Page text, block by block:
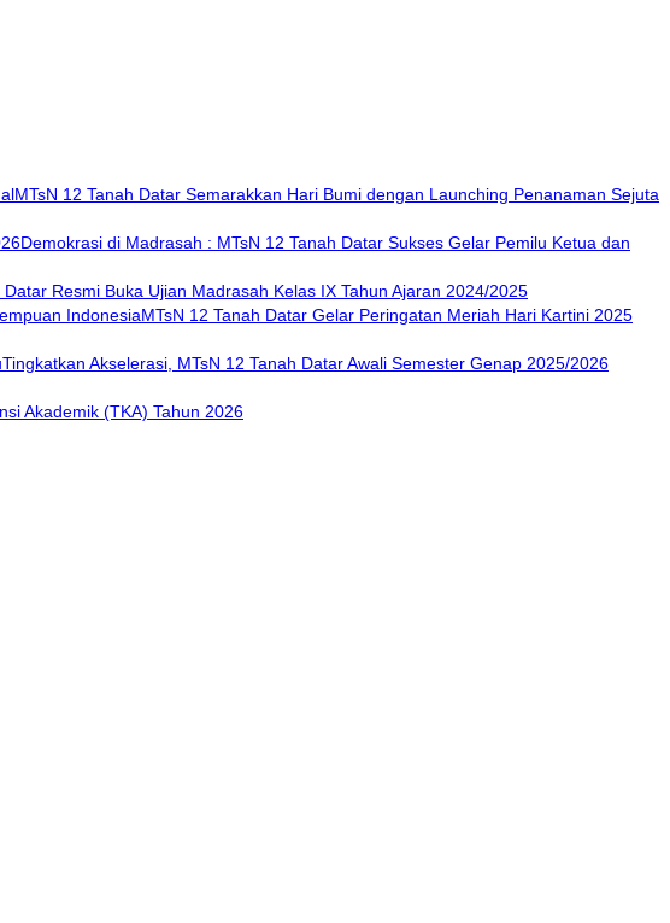
MTsN 12 Tanah Datar Semarakkan Hari Bumi dengan Launching Penanaman Sejuta
Demokrasi di Madrasah : MTsN 12 Tanah Datar Sukses Gelar Pemilu Ketua dan
Datar Resmi Buka Ujian Madrasah Kelas IX Tahun Ajaran 2024/2025
MTsN 12 Tanah Datar Gelar Peringatan Meriah Hari Kartini 2025
Tingkatkan Akselerasi, MTsN 12 Tanah Datar Awali Semester Genap 2025/2026
Akademik (TKA) Tahun 2026